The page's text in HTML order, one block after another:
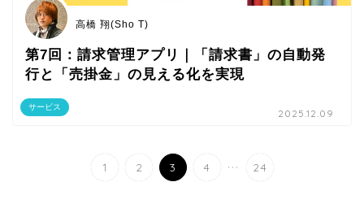
サービス
高橋 翔(Sho T)
第7回：請求管理アプリ｜「請求書」の自動発
行と「売掛金」の見える化を実現
2025.12.09
1 2 3 4 ... 24